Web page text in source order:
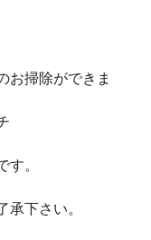
お掃除ができま
す。
承下さい。